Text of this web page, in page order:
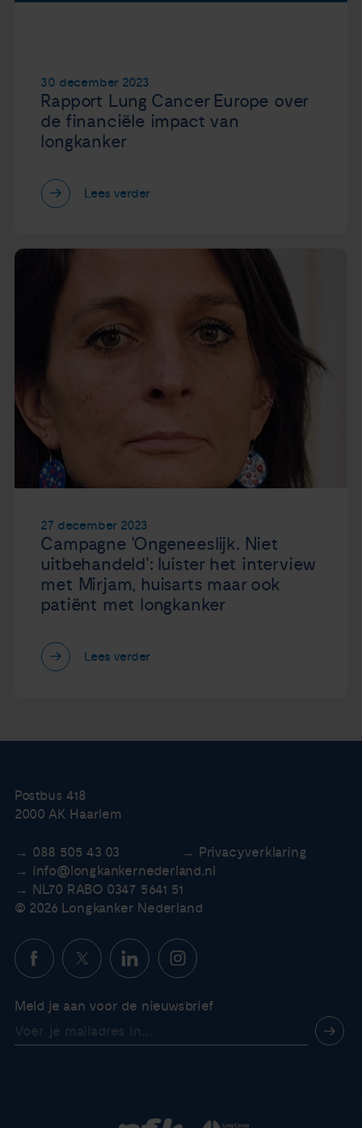
30 december 2023
Rapport Lung Cancer Europe over
de financiële impact van
longkanker
Lees verder
27 december 2023
Campagne 'Ongeneeslijk. Niet
uitbehandeld': luister het interview
met Mirjam, huisarts maar ook
patiënt met longkanker
Lees verder
Postbus 418
2000 AK Haarlem
088 505 43 03
Privacyverklaring
info@longkankernederland.nl
NL70 RABO 0347 5641 51
© 2026 Longkanker Nederland
Meld je aan voor de nieuwsbrief